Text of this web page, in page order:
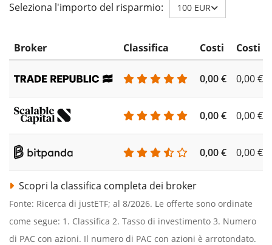
Seleziona l'importo del risparmio: 100 EUR
Broker Classifica Costi Costi
0,00 € 0,00 €
0,00 € 0,00 €
0,00 € 0,00 €
Scopri la classifica completa dei broker
Fonte: Ricerca di justETF; al 8/2026. Le offerte sono ordinate
come segue: 1. Classifica 2. Tasso di investimento 3. Numero
di PAC con azioni. Il numero di PAC con azioni è arrotondato.